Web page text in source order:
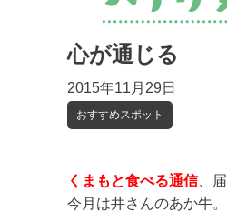
心が通じる
2015年11月29日
おすすめスポット
くまもと食べる通信、
今月は井さんのあか牛。